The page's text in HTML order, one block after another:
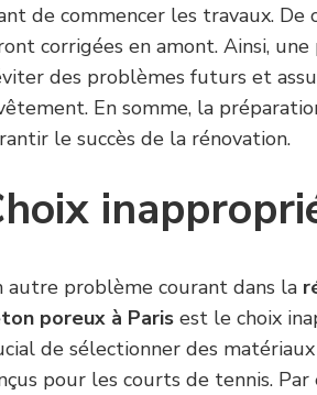
de commencer les travaux.
corrigées en amont. Ainsi,
des problèmes futurs et
En somme, la
le succès de la rénovation.
autre problème courant dans la
poreux à Paris est le choix
de sélectionner des
pour les courts de tennis.